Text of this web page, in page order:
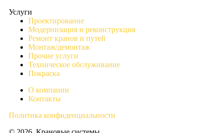
Услуги
Проектирование
Модернизация и реконструкция
Ремонт кранов и путей
Монтаж/демонтаж
Прочие услуги
Техническое обслуживание
Покраска
О компании
Контакты
Политика конфиденциальности